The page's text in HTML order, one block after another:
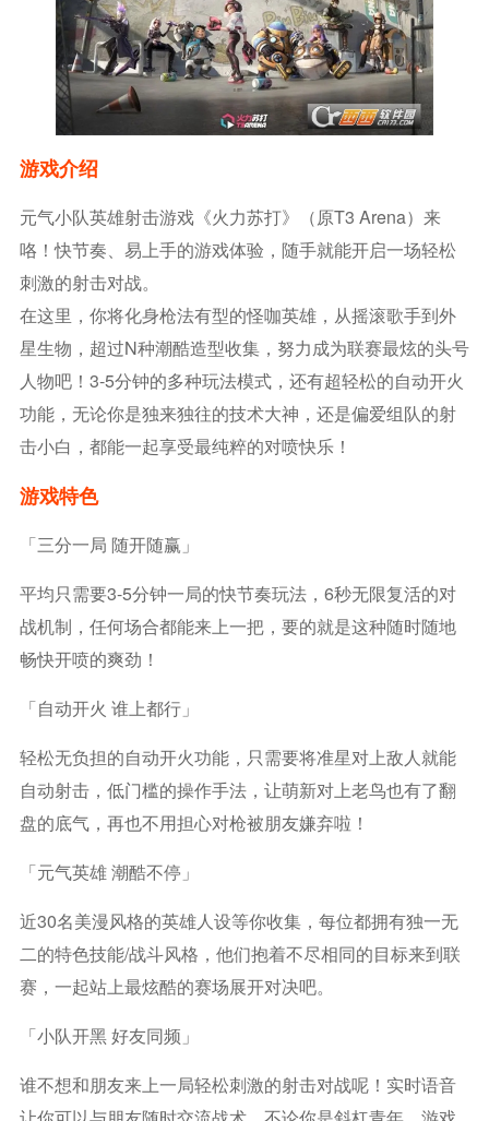
游戏介绍
元气小队英雄射击游戏《火力苏打》（原T3 Arena）来
咯！快节奏、易上手的游戏体验，随手就能开启一场轻松
刺激的射击对战。
在这里，你将化身枪法有型的怪咖英雄，从摇滚歌手到外
星生物，超过N种潮酷造型收集，努力成为联赛最炫的头号
人物吧！3-5分钟的多种玩法模式，还有超轻松的自动开火
功能，无论你是独来独往的技术大神，还是偏爱组队的射
击小白，都能一起享受最纯粹的对喷快乐！
游戏特色
「三分一局 随开随赢」
平均只需要3-5分钟一局的快节奏玩法，6秒无限复活的对
战机制，任何场合都能来上一把，要的就是这种随时随地
畅快开喷的爽劲！
「自动开火 谁上都行」
轻松无负担的自动开火功能，只需要将准星对上敌人就能
自动射击，低门槛的操作手法，让萌新对上老鸟也有了翻
盘的底气，再也不用担心对枪被朋友嫌弃啦！
「元气英雄 潮酷不停」
近30名美漫风格的英雄人设等你收集，每位都拥有独一无
二的特色技能/战斗风格，他们抱着不尽相同的目标来到联
赛，一起站上最炫酷的赛场展开对决吧。
「小队开黑 好友同频」
谁不想和朋友来上一局轻松刺激的射击对战呢！实时语音